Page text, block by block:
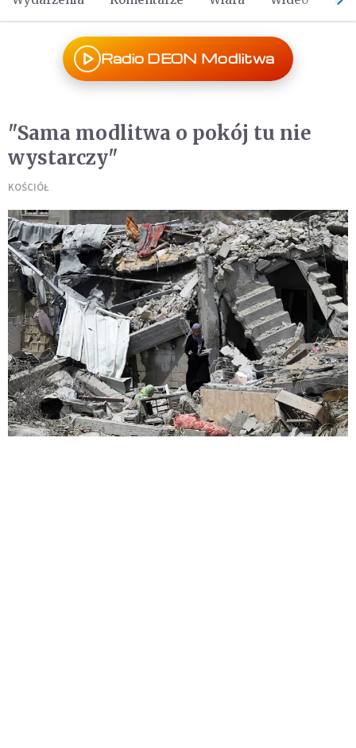
Radio DEON Modlitwa
"Sama modlitwa o pokój tu nie
wystarczy"
KOŚCIÓŁ